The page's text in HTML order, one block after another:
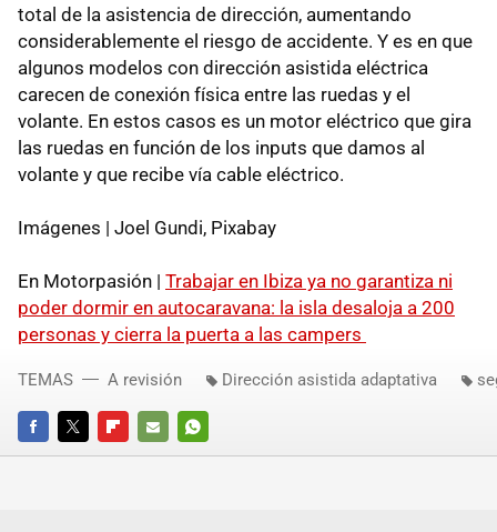
total de la asistencia de dirección, aumentando
considerablemente el riesgo de accidente. Y es en que
algunos modelos con dirección asistida eléctrica
carecen de conexión física entre las ruedas y el
volante. En estos casos es un motor eléctrico que gira
las ruedas en función de los inputs que damos al
volante y que recibe vía cable eléctrico.
Imágenes | Joel Gundi, Pixabay
En Motorpasión | Trabajar en Ibiza ya no garantiza ni
poder dormir en autocaravana: la isla desaloja a 200
personas y cierra la puerta a las campers
FACEBOOKTWITTERFLIPBOARD
E-
WHATSAPP
TEMAS A revisión Dirección asistida adaptativa